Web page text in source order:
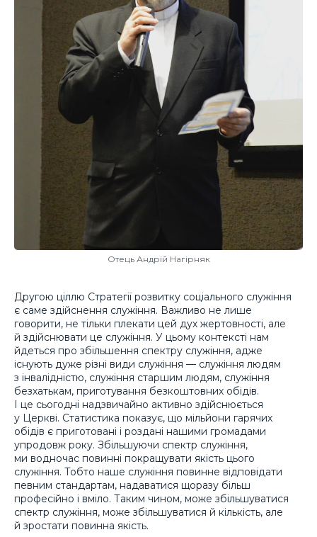
Отець Андрій Нагірняк
Другою ціллю Стратегії розвитку соціального служіння
є саме здійснення служіння. Важливо не лише
говорити, не тільки плекати цей дух жертовності, але
й здійснювати це служіння. У цьому контексті нам
йдеться про збільшення спектру служіння, адже
існують дуже різні види служіння — служіння людям
з інвалідністю, служіння старшим людям, служіння
безхатькам, приготування безкоштовних обідів.
І це сьогодні надзвичайно активно здійснюється
у Церкві. Статистика показує, що мільйони гарячих
обідів є приготовані і роздані нашими громадами
упродовж року. Збільшуючи спектр служіння,
ми водночас повинні покращувати якість цього
служіння. Тобто наше служіння повинне відповідати
певним стандартам, надаватися щоразу більш
професійно і вміло. Таким чином, може збільшуватися
спектр служіння, може збільшуватися й кількість, але
й зростати повинна якість.